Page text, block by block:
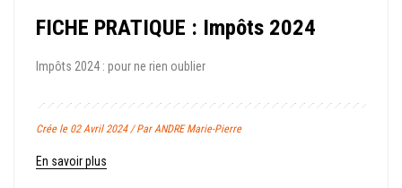
FICHE PRATIQUE : Impôts 2024
Impôts 2024 : pour ne rien oublier
Crée le 02 Avril 2024 / Par ANDRE Marie-Pierre
En savoir plus